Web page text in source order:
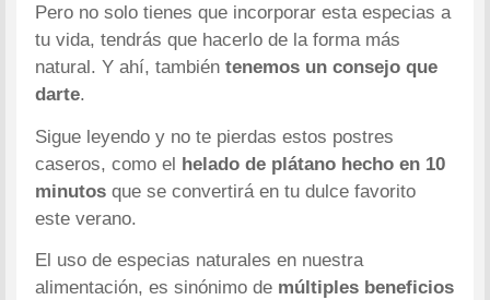
Pero no solo tienes que incorporar esta especias a
tu vida, tendrás que hacerlo de la forma más
natural. Y ahí, tambiéntenemos un consejo que
darte.
Sigue leyendo y no te pierdas estos postres
caseros, como el helado de plátano hecho en 10
minutos que se convertirá en tu dulce favorito
este verano.
El uso de especias naturales en nuestra
alimentación, es sinónimo de múltiples beneficios